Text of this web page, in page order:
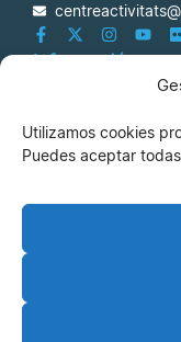
Utilizamos cookies
Puedes aceptar
Información
Política de Cookies
La Farga Gestió
© 2026 La Farga